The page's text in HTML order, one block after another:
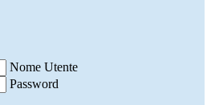
Nome Utente
Password